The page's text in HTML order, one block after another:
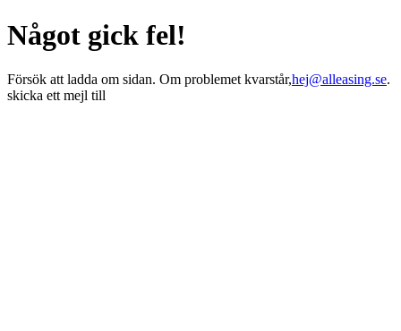
Något gick fel!
Försök att ladda om sidan. Om problemet kvarstår,hej@alleasing.se.
skicka ett mejl till